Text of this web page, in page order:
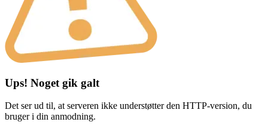
Ups! Noget gik galt
Det ser ud til, at serveren ikke understøtter den HTTP-version, du
bruger i din anmodning.